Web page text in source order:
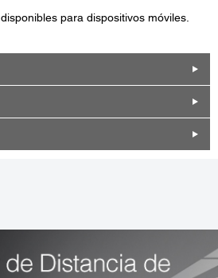
para dispositivos móviles.